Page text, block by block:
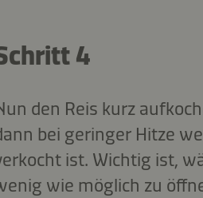
4
den Reis kurz
bei geringer Hitze
ist. Wichtig ist,
wie möglich zu